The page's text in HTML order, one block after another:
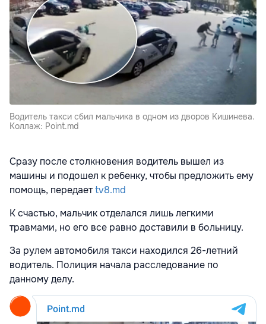
Водитель такси сбил мальчика в одном из дворов Кишинева.
Коллаж: Point.md
Сразу после столкновения водитель вышел из
машины и подошел к ребенку, чтобы предложить ему
помощь, передаетtv8.md
К счастью, мальчик отделался лишь легкими
травмами, но его все равно доставили в больницу.
За рулем автомобиля такси находился 26-летний
водитель. Полиция начала расследование по
данному делу.